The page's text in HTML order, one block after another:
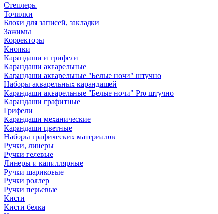
Степлеры
Точилки
Блоки для записей, закладки
Зажимы
Корректоры
Кнопки
Карандаши и грифели
Карандаши акварельные
Карандаши акварельные "Белые ночи" штучно
Наборы акварельных карандашей
Карандаши акварельные "Белые ночи" Pro штучно
Карандаши графитные
Грифели
Карандаши механические
Карандаши цветные
Наборы графических материалов
Ручки, линеры
Ручки гелевые
Линеры и капиллярные
Ручки шариковые
Ручки роллер
Ручки перьевые
Кисти
Кисти белка